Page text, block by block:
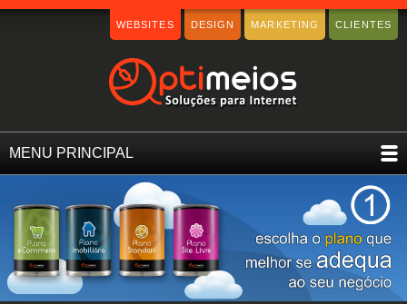
CLIENTES
MARKETING
DESIGN
WEBSITES
MENU PRINCIPAL